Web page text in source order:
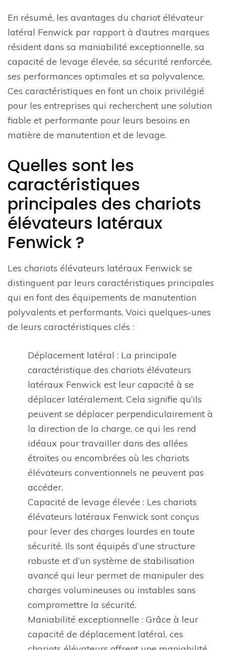
En résumé, les avantages du chariot élévateur
latéral Fenwick par rapport à d’autres marques
résident dans sa maniabilité exceptionnelle, sa
capacité de levage élevée, sa sécurité renforcée,
ses performances optimales et sa polyvalence.
Ces caractéristiques en font un choix privilégié
pour les entreprises qui recherchent une solution
fiable et performante pour leurs besoins en
matière de manutention et de levage.
Quelles sont les
caractéristiques
principales des chariots
élévateurs latéraux
Fenwick ?
Les chariots élévateurs latéraux Fenwick se
distinguent par leurs caractéristiques principales
qui en font des équipements de manutention
polyvalents et performants. Voici quelques-unes
de leurs caractéristiques clés :
Déplacement latéral : La principale
caractéristique des chariots élévateurs
latéraux Fenwick est leur capacité à se
déplacer latéralement. Cela signifie qu’ils
peuvent se déplacer perpendiculairement à
la direction de la charge, ce qui les rend
idéaux pour travailler dans des allées
étroites ou encombrées où les chariots
élévateurs conventionnels ne peuvent pas
accéder.
Capacité de levage élevée : Les chariots
élévateurs latéraux Fenwick sont conçus
pour lever des charges lourdes en toute
sécurité. Ils sont équipés d’une structure
robuste et d’un système de stabilisation
avancé qui leur permet de manipuler des
charges volumineuses ou instables sans
compromettre la sécurité.
Maniabilité exceptionnelle : Grâce à leur
capacité de déplacement latéral, ces